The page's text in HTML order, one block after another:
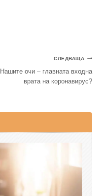
СЛЕДВАЩА
Нашите очи – главната входна
врата на коронавирус?